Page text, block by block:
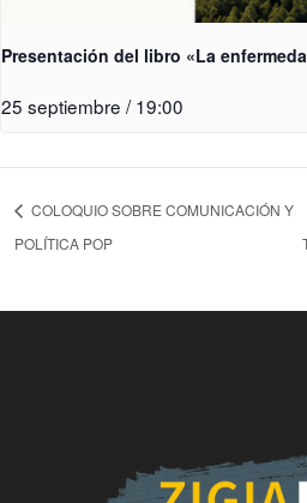
Presentación del libro «La
25 septiembre / 19:00
COLOQUIO SOBRE COMUNICACIÓN Y
POLÍTICA POP